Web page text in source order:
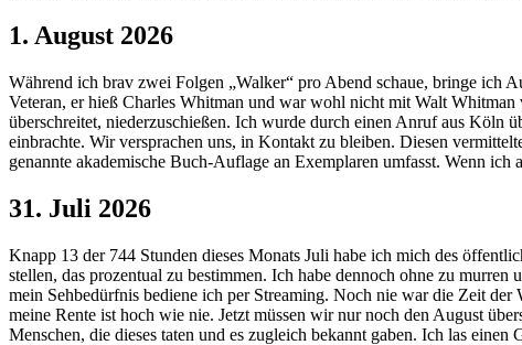
1. August 2026
Während ich brav zwei Folgen „Walker“ pro Abend schaue, bringe ich
Veteran, er hieß Charles Whitman und war wohl nicht mit Walt
überschreitet, niederzuschießen. Ich wurde durch einen Anruf aus Köln
einbrachte. Wir versprachen uns, in Kontakt zu bleiben. Diesen
genannte akademische Buch-Auflage an Exemplaren umfasst. Wenn
31. Juli 2026
Knapp 13 der 744 Stunden dieses Monats Juli habe ich mich des
stellen, das prozentual zu bestimmen. Ich habe dennoch ohne zu
mein Sehbedürfnis bediene ich per Streaming. Noch nie war die Zeit
meine Rente ist hoch wie nie. Jetzt müssen wir nur noch den August
Menschen, die dieses taten und es zugleich bekannt gaben. Ich las